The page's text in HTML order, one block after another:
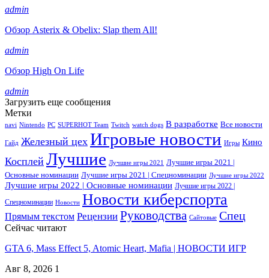
admin
Обзор Asterix & Obelix: Slap them All!
admin
Обзор High On Life
admin
Загрузить еще сообщения
Метки
navi Nintendo PC SUPERHOT Team Twitch watch dogs В разработке Все новости
Гайд Железный цех Игровые новости Игры Кино
Косплей Лучшие Лучшие игры 2021
Лучшие игры 2021 |
Основные номинации Лучшие игры 2021 | Спецноминации Лучшие игры 2022
Лучшие игры 2022 | Основные номинации Лучшие игры 2022 |
Спецноминации Новости Новости киберспорта
Прямым текстом Рецензии Руководства Сайтовые Спец
Сейчас читают
GTA 6, Mass Effect 5, Atomic Heart, Mafia | НОВОСТИ ИГР
Авг 8, 2026 1